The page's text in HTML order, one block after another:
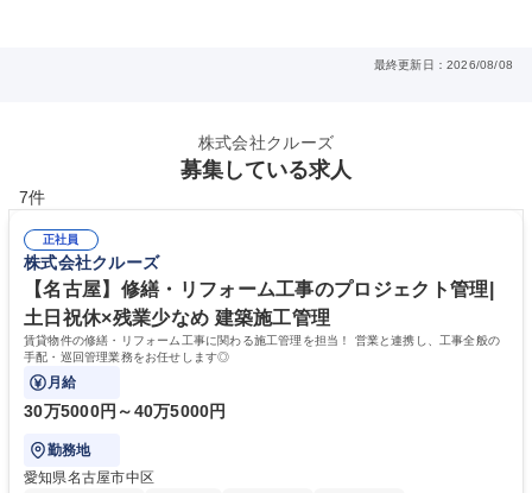
最終更新日：2026/08/08
株式会社クルーズ
募集している求人
7件
正社員
株式会社クルーズ
【名古屋】修繕・リフォーム工事のプロジェクト管理|
土日祝休×残業少なめ 建築施工管理
賃貸物件の修繕・リフォーム工事に関わる施工管理を担当！ 営業と連携し、工事全般の
手配・巡回管理業務をお任せします◎
月給
30万5000円～40万5000円
勤務地
愛知県名古屋市中区